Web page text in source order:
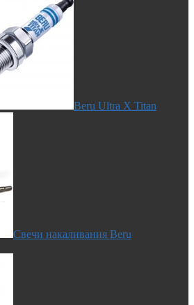
Beru Ultra X Titan
Свечи накаливания Beru